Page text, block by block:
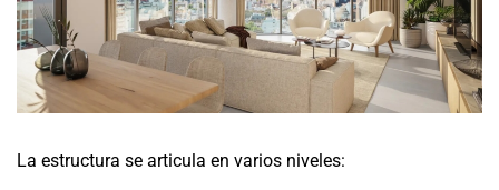
La estructura se articula en varios niveles: